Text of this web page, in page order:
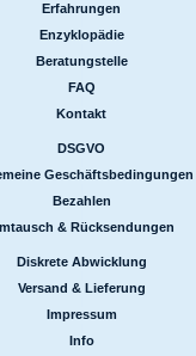
Erfahrungen
Enzyklopädie
Beratungstelle
FAQ
Kontakt
DSGVO
Geschäftsbedingungen
Bezahlen
& Rücksendungen
Diskrete Abwicklung
Versand & Lieferung
Impressum
Info